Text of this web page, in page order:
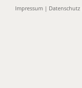
Impressum | Datenschutz